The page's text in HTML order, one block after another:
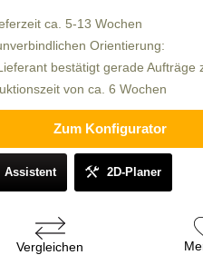
ca. 5-13 Wochen
Orientierung:
bestätigt gerade
von ca. 6 Wochen
Zum Konfigurator
Assistent 2D-Planer
Vergleichen